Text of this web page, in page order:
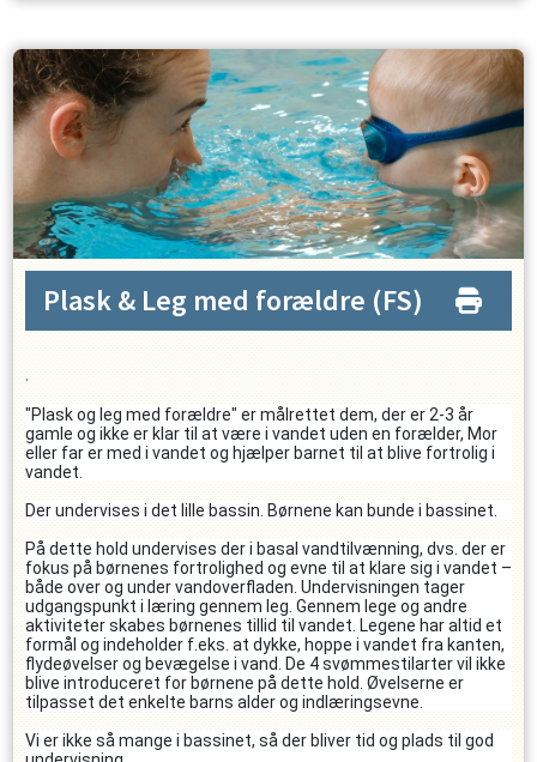
Plask & Leg med forældre (FS)
.
"Plask og leg med forældre" er målrettet dem, der er 2-3 år
gamle og ikke er klar til at være i vandet uden en forælder, Mor
eller far er med i vandet og hjælper barnet til at blive fortrolig i
vandet.
Der undervises i det lille bassin. Børnene kan bunde i bassinet.
På dette hold undervises der i basal vandtilvænning, dvs. der er
fokus på børnenes fortrolighed og evne til at klare sig i vandet –
både over og under vandoverfladen. Undervisningen tager
udgangspunkt i læring gennem leg. Gennem lege og andre
aktiviteter skabes børnenes tillid til vandet. Legene har altid et
formål og indeholder f.eks. at dykke, hoppe i vandet fra kanten,
flydeøvelser og bevægelse i vand. De 4 svømmestilarter vil ikke
blive introduceret for børnene på dette hold. Øvelserne er
tilpasset det enkelte barns alder og indlæringsevne.
Vi er ikke så mange i bassinet, så der bliver tid og plads til god